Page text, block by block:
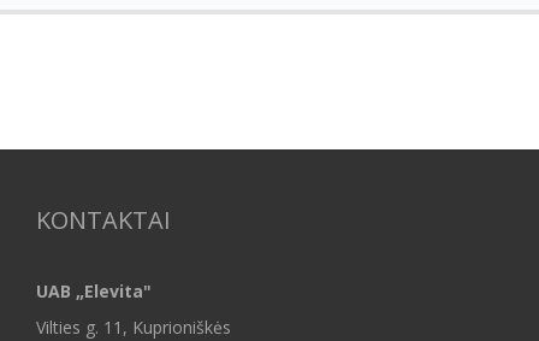
KONTAKTAI
UAB „Elevita"
Vilties g. 11, Kuprioniškės